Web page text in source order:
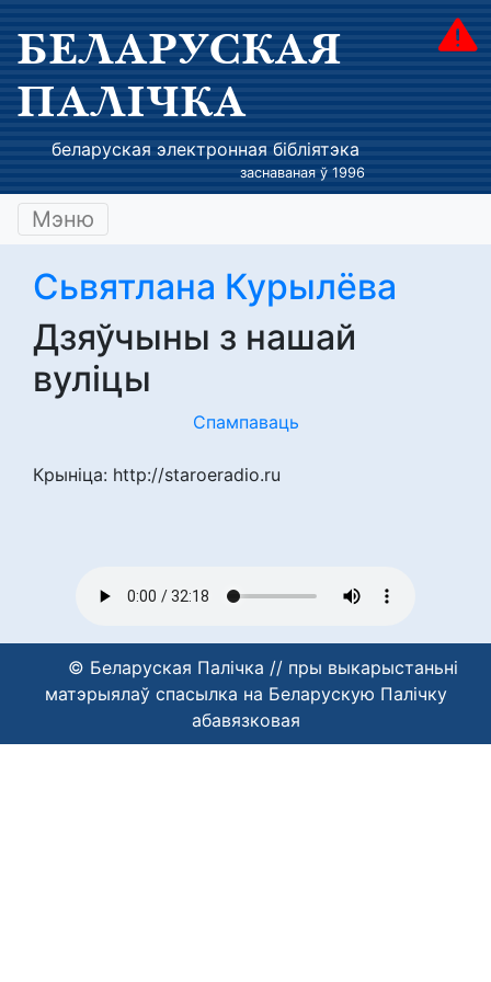
БЕЛАРУСКАЯ
ПАЛІЧКА
беларуская электронная бібліятэка
заснаваная ў 1996
Мэню
Сьвятлана Курылёва
Дзяўчыны з нашай
вуліцы
Спампаваць
Крыніца: http://staroeradio.ru
© Беларуская Палічка // пры выкарыстаньні
матэрыялаў спасылка на Беларускую Палічку
абавязковая